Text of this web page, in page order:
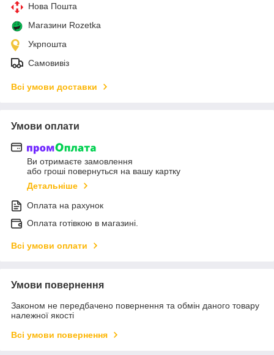
Нова Пошта
Магазини Rozetka
Укрпошта
Самовивіз
Всі умови доставки
Умови оплати
Ви отримаєте замовлення
або гроші повернуться на вашу картку
Детальніше
Оплата на рахунок
Оплата готівкою в магазині.
Всі умови оплати
Умови повернення
Законом не передбачено повернення та обмін даного товару
належної якості
Всі умови повернення